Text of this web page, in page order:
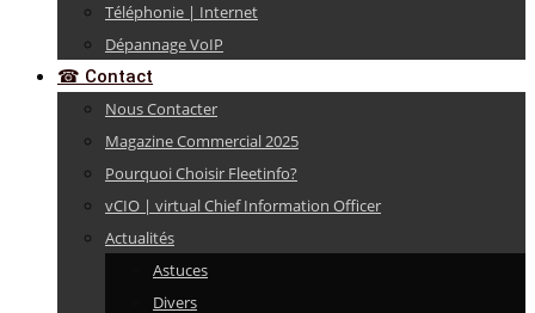
Téléphonie | Internet
Dépannage VoIP
☎ Contact
Nous Contacter
Magazine Commercial 2025
Pourquoi Choisir Fleetinfo?
vCIO | virtual Chief Information Officer
Actualités
Astuces
Divers